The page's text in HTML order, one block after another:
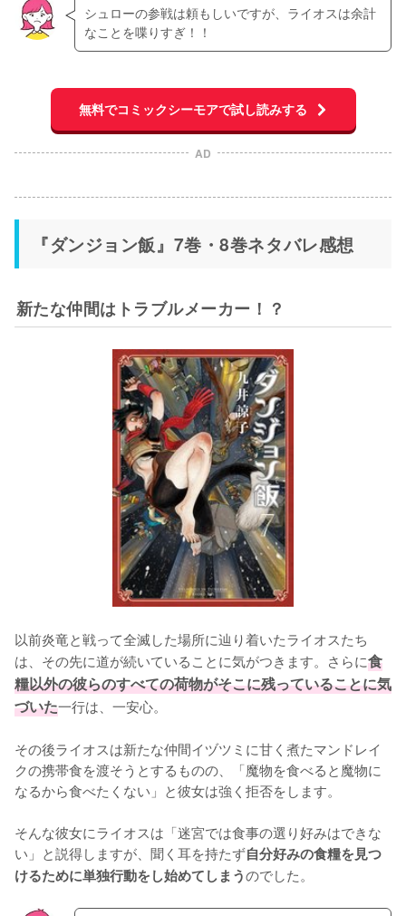
シュローの参戦は頼もしいですが、ライオスは余計
なことを喋りすぎ！！
無料でコミックシーモアで試し読みする
AD
『ダンジョン飯』7巻・8巻ネタバレ感想
新たな仲間はトラブルメーカー！？
以前炎竜と戦って全滅した場所に辿り着いたライオスたち
は、その先に道が続いていることに気がつきます。さらに食
糧以外の彼らのすべての荷物がそこに残っていることに気
づいた一行は、一安心。
その後ライオスは新たな仲間イヅツミに甘く煮たマンドレイ
クの携帯食を渡そうとするものの、「魔物を食べると魔物に
なるから食べたくない」と彼女は強く拒否をします。
そんな彼女にライオスは「迷宮では食事の選り好みはできな
い」と説得しますが、聞く耳を持たず自分好みの食糧を見つ
けるために単独行動をし始めてしまうのでした。